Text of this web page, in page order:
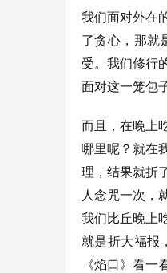
我们面对外在
了贪心，那就
受。我们修行
面对这一笼包
而且，在晚上
哪里呢？就在
理，结果就折
人念咒一次，
我们比丘晚上
就是折大福报
《焰口》看一